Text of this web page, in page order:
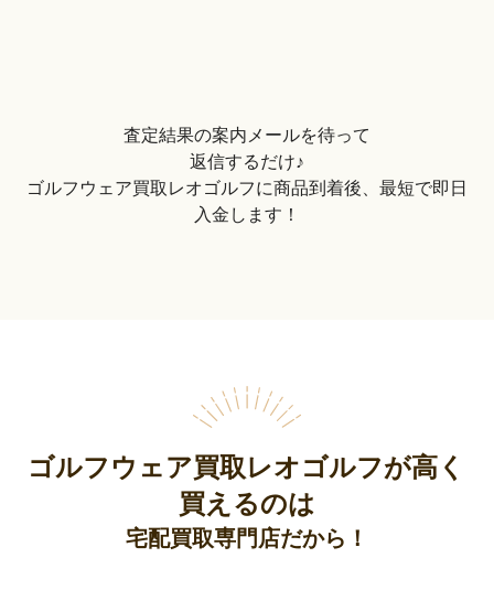
査定結果の案内メールを待って
返信するだけ♪
ゴルフウェア買取レオゴルフに商品到着後、最短で即日
入金します！
ゴルフウェア買取レオゴルフが高く
買えるのは
宅配買取専門店だから！